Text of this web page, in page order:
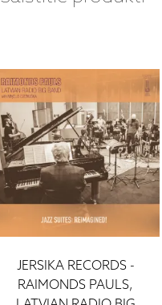
JERSIKA RECORDS -
RAIMONDS PAULS,